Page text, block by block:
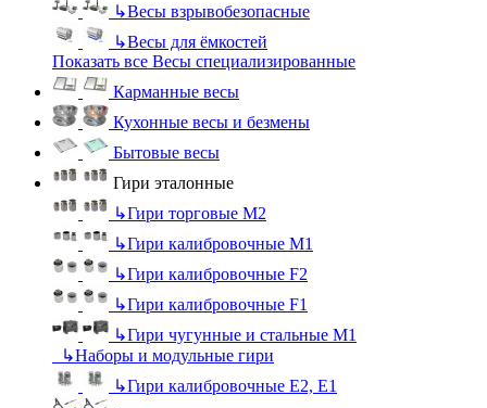
↳Весы взрывобезопасные
↳Весы для ёмкостей
Показать все Весы специализированные
Карманные весы
Кухонные весы и безмены
Бытовые весы
Гири эталонные
↳Гири торговые М2
↳Гири калибровочные М1
↳Гири калибровочные F2
↳Гири калибровочные F1
↳Гири чугунные и стальные М1
↳Наборы и модульные гири
↳Гири калибровочные E2, Е1